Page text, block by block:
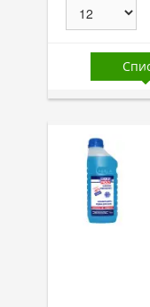
Линейка
Линейка
Присадки
Присадки в
Присадки
Присадки